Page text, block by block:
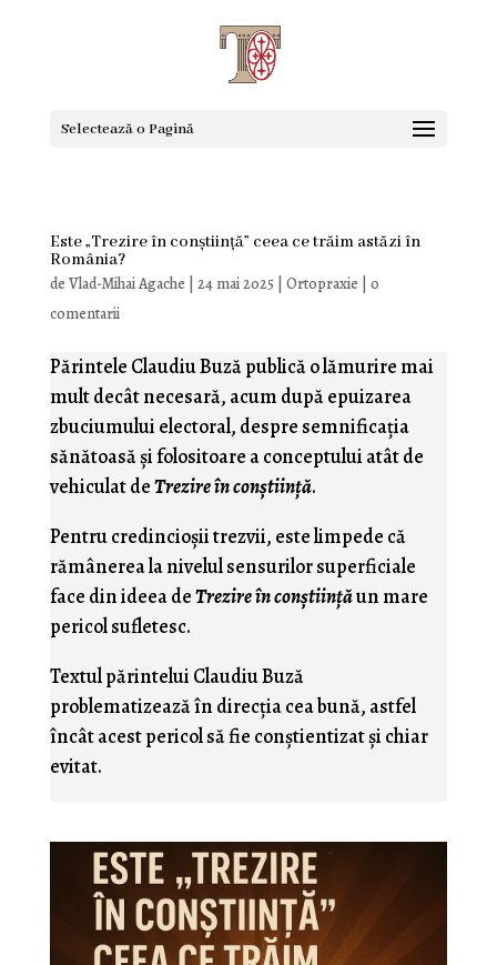
Selectează o Pagină
Este „Trezire în conștiință” ceea ce trăim astăzi în
România?
de Vlad-Mihai Agache 24 mai 2025| Ortopraxie
0
comentarii
Părintele Claudiu Buză publică o lămurire mai
mult decât necesară, acum după epuizarea
zbuciumului electoral, despre semnificaţia
sănătoasă şi folositoare a conceptului atât de
vehiculat deTrezire în conştiinţă.
Pentru credincioşii trezvii, este limpede că
rămânerea la nivelul sensurilor superficiale
face din ideea deTrezire în conştiinţăun mare
pericol sufletesc.
Textul părintelui Claudiu Buză
problematizează în direcţia cea bună, astfel
încât acest pericol să fie conştientizat şi chiar
evitat.